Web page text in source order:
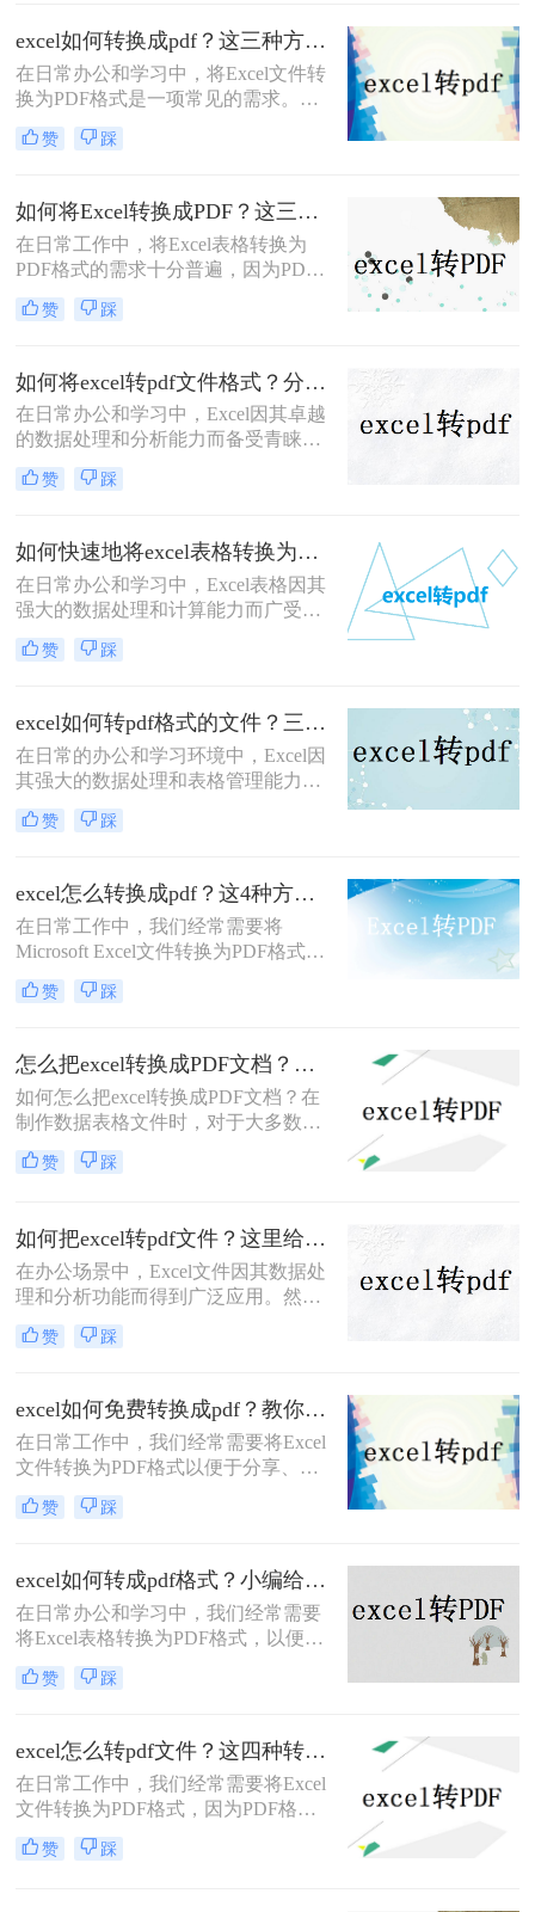
文件可能会出现分页问题，导致打印
或阅读时不够方便。那么，excel转pdf
如何保持在一页呢？下面将介绍四种
方法供大家参考。
excel如何转换成pdf？这三种方法教会你！
在日常办公和学习中，将Excel文件转
换为PDF格式是一项常见的需求。
PDF格式因其跨平台性、格式稳定性
和易于阅读的特性，成为分享和保存
成pdf呢？本文将详细介绍几种将
Excel转换成PDF格式的方法，帮助您
轻松完成转换。
赞 踩
如何将Excel转换成PDF？这三种转换方法快来了解下！
在日常工作中，将Excel表格转换为
PDF格式的需求十分普遍，因为PDF
格式能确保文档在不同设备上的一致
显示，并且方便打印或发送给他人查
意更改，还是为了更方便地分享和打
印，将Excel转换为PDF都是一个实用
的技能。那么如何将Excel转换成PDF
呢？下面详细介绍几种将Excel转换为
PDF的方法。
赞 踩
如何将excel转pdf文件格式？分享三种实用操作方法！
在日常办公和学习中，Excel因其卓越
的数据处理和分析能力而备受青睐。
然而，在需要将Excel表格以固定格式
分享、打印或存档时，PDF格式因其
为了首选。那么如何将excel转pdf文件
格式呢？本文将详细介绍几种将Excel
文件转换为PDF文件的方法，帮助用
户轻松实现这一转换过程。
赞 踩
如何快速地将excel表格转换为pdf文件格式？有这三种方法可以快速转换！
在日常办公和学习中，Excel表格因其
强大的数据处理和计算能力而广受欢
迎。然而，在某些情况下，我们可能
需要将Excel表格转换为PDF文件格
档。PDF文件具有跨平台兼容性好、
格式固定不易被篡改等优点，非常适
合用于这些场景。那么如何快速地将
excel表格转换为pdf文件格式呢？本文
将介绍几种快速将Excel表格转换为
PDF文件的方法。
赞 踩
excel如何转pdf格式的文件？三招教你轻松转换！
在日常的办公和学习环境中，Excel因
其强大的数据处理和表格管理能力，
成为了不可或缺的工具。然而，在需
要将数据分享给没有Excel软件的用
转换为PDF格式成为了一个常见的需
求。PDF格式以其跨平台兼容性好、
格式固定、不易被篡改等特点，非常
适合用于这些场景。那么excel如何转
pdf格式的文件呢？本文将详细介绍几
种将Excel文件转换为PDF格式的方
赞 踩
excel怎么转换成pdf？这4种方法很实用！
在日常工作中，我们经常需要将
Microsoft Excel文件转换为PDF格式，
以保持数据的格式不变，便于分享和
打印。PDF格式的文件具有跨平台兼
起来都与原样一致。本文将详细介绍
excel怎么转换成pdf，无论您是在
Windows还是Mac OS上操作，都能找
到适用的方法。
赞 踩
怎么把excel转换成PDF文档？这4种方法任你选择！
如何怎么把excel转换成PDF文档？在
制作数据表格文件时，对于大多数人
会选择使用Excel文档。然而，由于
Excel格式的低兼容性，在将Excel表
们可以在传输文件之前将Excel表格转
换为PDF文档。我们如何将excel转
PDF？让我们学习以下Excel转换PDF
的方法！
赞 踩
如何把excel转pdf文件？这里给你分享这三种操作方法！
在办公场景中，Excel文件因其数据处
理和分析功能而得到广泛应用。然
而，当需要将Excel文件分享给他人或
打印时，将其转换为PDF格式变得尤
呢？本文将为您详细介绍Excel转PDF
的方法，帮助您轻松实现数据的安全
分享与打印，提升工作效率。
赞 踩
excel如何免费转换成pdf？教你二种简单转换方法！
在日常工作中，我们经常需要将Excel
文件转换为PDF格式以便于分享、打
印或存档。然而，许多用户可能并不
希望为此付费购买专门的转换软件。
文将介绍几种免费且简单的方法，帮
助用户将Excel文件转换为PDF格式。
赞 踩
excel如何转成pdf格式？小编给你分享这三种方法！
​在日常办公和学习中，我们经常需要
将Excel表格转换为PDF格式，以便在
不改变原始格式的情况下进行分享、
打印或存档。那么excel如何转成pdf格
件转换为PDF格式的方法，帮助读者
轻松完成转换。
赞 踩
excel怎么转pdf文件？这四种转换方法看到就是赚到
在日常工作中，我们经常需要将Excel
文件转换为PDF格式，因为PDF格式
文件的优点是不易修改，易于打印和
共享，而且可以跨多个平台使用。在
赞 踩